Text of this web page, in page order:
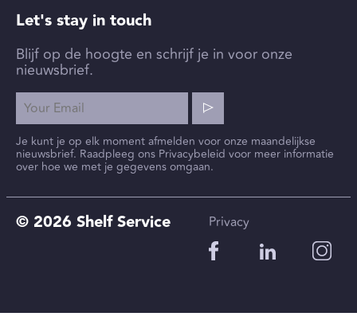
Let's stay in touch
Blijf op de hoogte en schrijf je in voor onze
nieuwsbrief.
Je kunt je op elk moment afmelden voor onze maandelijkse
nieuwsbrief. Raadpleeg ons Privacybeleid voor meer informatie
over hoe we met je gegevens omgaan.
© 2026 Shelf Service Privacy